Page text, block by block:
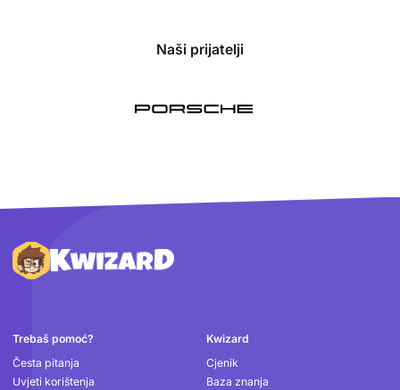
Naši prijatelji
Podnožje
Trebaš pomoć?
Česta pitanja
Uvjeti korištenja
Kwizard
Cjenik
Baza znanja